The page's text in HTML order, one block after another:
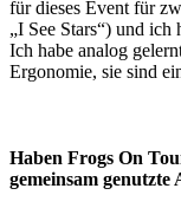
für dieses Event für
„I See Stars“) und
Ich habe analog
Ergonomie, sie sind
Haben Frogs On
gemeinsam